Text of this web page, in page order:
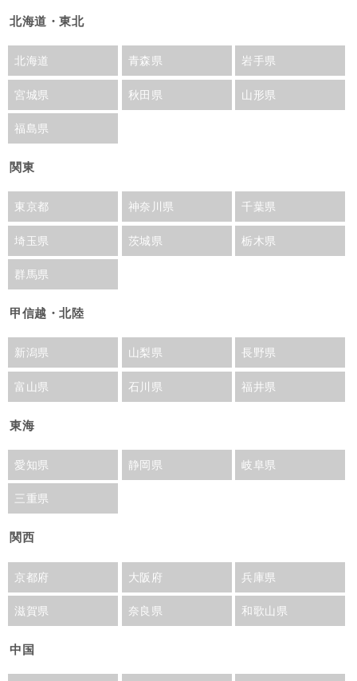
北海道・東北
北海道 青森県 岩手県
宮城県 秋田県 山形県
福島県
関東
東京都 神奈川県 千葉県
埼玉県 茨城県 栃木県
群馬県
甲信越・北陸
新潟県 山梨県 長野県
富山県 石川県 福井県
東海
愛知県 静岡県 岐阜県
三重県
関西
京都府 大阪府 兵庫県
滋賀県 奈良県 和歌山県
中国